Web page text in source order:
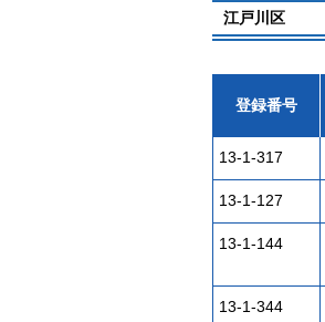
江戸川区
登録番号
13-1-317
13-1-127
13-1-144
13-1-344